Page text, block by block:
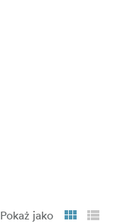
Pokaż jako